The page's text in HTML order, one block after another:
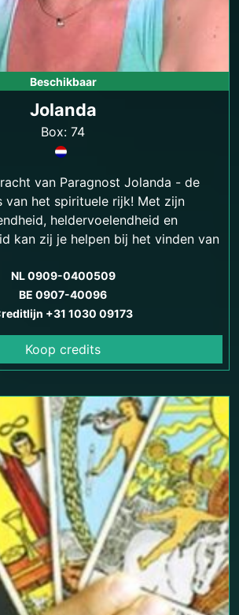
Beschikbaar
Jolanda
Box: 74
van Paragnost Jolanda - de
van het spirituele rijk! Met zijn
heldervoelendheid en
kan zij je helpen bij het vinden van
en spirituele balans.
NL 0909-0400509
BE 0907-40096
+31 1030 09173
Koop credits